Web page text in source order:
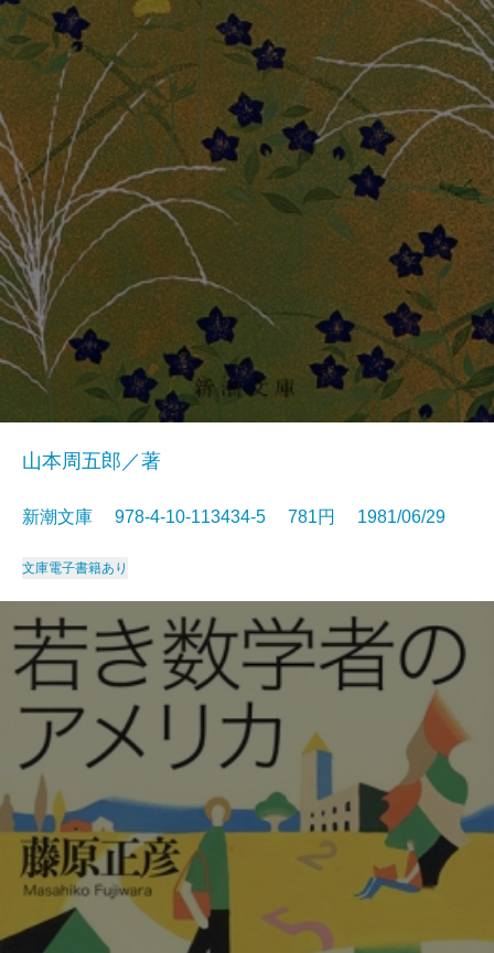
山本周五郎／著
新潮文庫 978-4-10-113434-5 781円 1981/06/29
文庫電子書籍あり